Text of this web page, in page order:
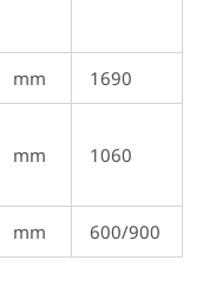
mm 1690
mm 1060
mm 600/900